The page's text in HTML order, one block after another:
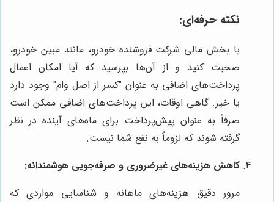
نکته حرفه‌ای:
با بخش مالی شرکت فروشنده خودرو، مانند مبین خودرو،
صحبت کنید و از آن‌ها بپرسید که آیا امکان اعمال
پرداخت‌های اضافی به عنوان "کسر از اصل وام" وجود دارد
یا خیر. گاهی اوقات، این پرداخت‌های اضافی ممکن است
صرفاً به عنوان پیش‌پرداخت برای ماه‌های آینده در نظر
گرفته شوند که لزوماً به نفع شما نیست.
کاهش هزینه‌های غیرضروری و صرفه‌جویی هوشمندانه:
مرور دقیق هزینه‌های ماهانه و شناسایی مواردی که